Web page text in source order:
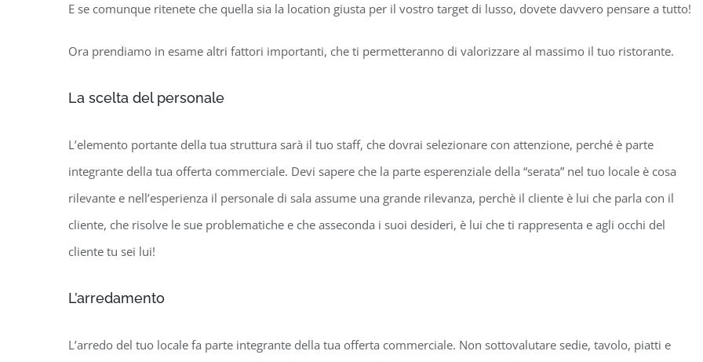
E se comunque ritenete che quella sia la location giusta per il vostro target di lusso, dovete davvero pensare a tutto!
Ora prendiamo in esame altri fattori importanti, che ti permetteranno di valorizzare al massimo il tuo ristorante.
La scelta del personale
L’elemento portante della tua struttura sarà il tuo staff, che dovrai selezionare con attenzione, perché è parte
integrante della tua offerta commerciale. Devi sapere che la parte esperenziale della “serata” nel tuo locale è cosa
rilevante e nell’esperienza il personale di sala assume una grande rilevanza, perchè il cliente è lui che parla con il
cliente, che risolve le sue problematiche e che asseconda i suoi desideri, è lui che ti rappresenta e agli occhi del
cliente tu sei lui!
L’arredamento
L’arredo del tuo locale fa parte integrante della tua offerta commerciale. Non sottovalutare sedie, tavolo, piatti e